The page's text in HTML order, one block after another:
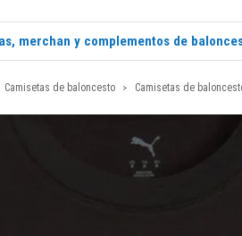
merchan y complementos de
Camisetas de baloncesto Camisetas de